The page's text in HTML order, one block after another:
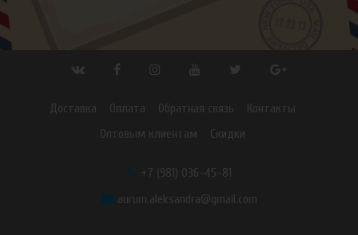
Доставка Оплата Обратная связь
Контакты
Оптовым клиентам
Скидки
+7 (981) 036-45-81
aurum.aleksandra@gmail.com